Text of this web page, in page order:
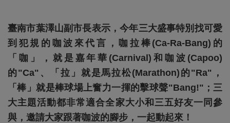
臺南市葉澤山副市長表示，今年三大盛事特別找可愛
到犯規的咖波來代言，咖拉棒(Ca-Ra-Bang)的
「咖」，就是嘉年華(Carnival)和咖波(Capoo)
的"Ca"、「拉」就是馬拉松(Marathon)的"Ra"，
「棒」就是棒球場上奮力一揮的擊球聲"Bang!"；三
大主題活動都非常適合全家大小和三五好友一同參
與，邀請大家跟著咖波的腳步，一起動起來！